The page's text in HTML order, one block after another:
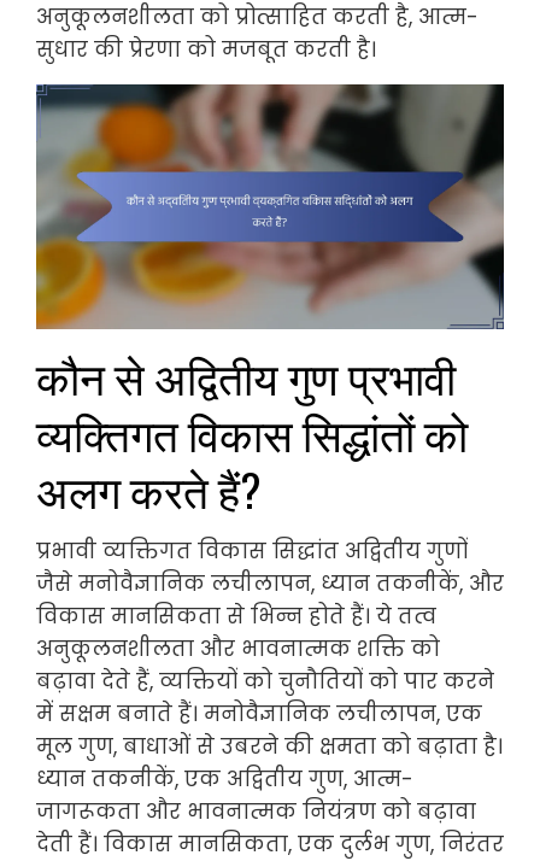
अनुकूलनशीलता को प्रोत्साहित करती है, आत्म-
सुधार की प्रेरणा को मजबूत करती है।
कौन से अद्वितीय गुण प्रभावी
व्यक्तिगत विकास सिद्धांतों को
अलग करते हैं?
प्रभावी व्यक्तिगत विकास सिद्धांत अद्वितीय गुणों
जैसे मनोवैज्ञानिक लचीलापन, ध्यान तकनीकें, और
विकास मानसिकता से भिन्न होते हैं। ये तत्व
अनुकूलनशीलता और भावनात्मक शक्ति को
बढ़ावा देते हैं, व्यक्तियों को चुनौतियों को पार करने
में सक्षम बनाते हैं। मनोवैज्ञानिक लचीलापन, एक
मूल गुण, बाधाओं से उबरने की क्षमता को बढ़ाता है।
ध्यान तकनीकें, एक अद्वितीय गुण, आत्म-
जागरूकता और भावनात्मक नियंत्रण को बढ़ावा
देती हैं। विकास मानसिकता, एक दुर्लभ गुण, निरंतर